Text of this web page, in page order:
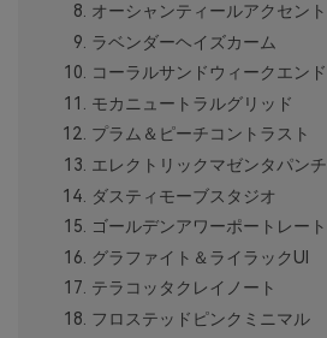
オーシャンティールアクセント
ラベンダーヘイズカーム
コーラルサンドウィークエンド
モカニュートラルグリッド
プラム＆ピーチコントラスト
エレクトリックマゼンタパンチ
ダスティモーブスタジオ
ゴールデンアワーポートレート
グラファイト＆ライラックUI
テラコッタクレイノート
フロステッドピンクミニマル